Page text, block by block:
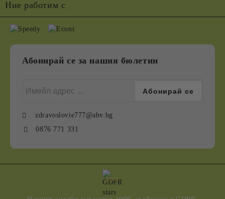
Ние работим с
Абонирай се за нашия бюлетин
zdravoslovie777@abv.bg
0876 771 331
GDPR